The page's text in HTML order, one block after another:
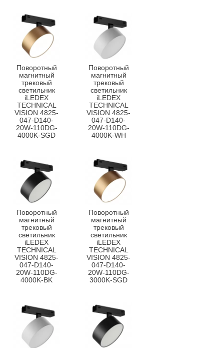
Поворотный
магнитный
трековый
светильник
iLEDEX
TECHNICAL
VISION 4825-
047-D140-
20W-110DG-
4000K-SGD
Поворотный
магнитный
трековый
светильник
iLEDEX
TECHNICAL
VISION 4825-
047-D140-
20W-110DG-
4000K-WH
Поворотный
магнитный
трековый
светильник
iLEDEX
TECHNICAL
VISION 4825-
047-D140-
20W-110DG-
4000K-BK
Поворотный
магнитный
трековый
светильник
iLEDEX
TECHNICAL
VISION 4825-
047-D140-
20W-110DG-
3000K-SGD